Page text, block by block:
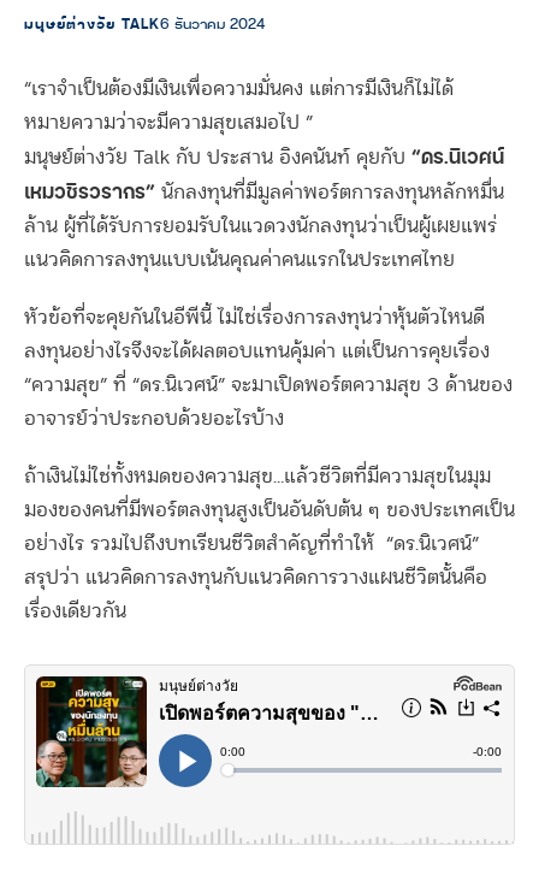
มนุษย์ต่างวัย TALK6 ธันวาคม 2024
“เราจำเป็นต้องมีเงินเพื่อความมั่นคง แต่การมีเงินก็ไม่ได้
หมายความว่าจะมีความสุขเสมอไป ”
มนุษย์ต่างวัย Talk กับ ประสาน อิงคนันท์ คุยกับ “ดร.นิเวศน์
เหมวชิรวรากร” นักลงทุนที่มีมูลค่าพอร์ตการลงทุนหลักหมื่น
ล้าน ผู้ที่ได้รับการยอมรับในแวดวงนักลงทุนว่าเป็นผู้เผยแพร่
แนวคิดการลงทุนแบบเน้นคุณค่าคนแรกในประเทศไทย
หัวข้อที่จะคุยกันในอีพีนี้ ไม่ใช่เรื่องการลงทุนว่าหุ้นตัวไหนดี
ลงทุนอย่างไรจึงจะได้ผลตอบแทนคุ้มค่า แต่เป็นการคุยเรื่อง
“ความสุข” ที่ “ดร.นิเวศน์” จะมาเปิดพอร์ตความสุข 3 ด้านของ
อาจารย์ว่าประกอบด้วยอะไรบ้าง
ถ้าเงินไม่ใช่ทั้งหมดของความสุข…แล้วชีวิตที่มีความสุขในมุม
มองของคนที่มีพอร์ตลงทุนสูงเป็นอันดับต้น ๆ ของประเทศเป็น
อย่างไร รวมไปถึงบทเรียนชีวิตสำคัญที่ทำให้
“ดร.นิเวศน์”
สรุปว่า แนวคิดการลงทุนกับแนวคิดการวางแผนชีวิตนั้นคือ
เรื่องเดียวกัน